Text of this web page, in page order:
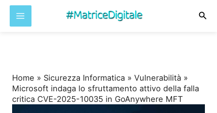
Home » Sicurezza Informatica »Vulnerabilità »
Microsoft indaga lo sfruttamento attivo della falla
critica CVE-2025-10035 in GoAnywhere MFT